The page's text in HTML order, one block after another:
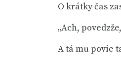
O krátky čas
„Ach,
A tá mu povie